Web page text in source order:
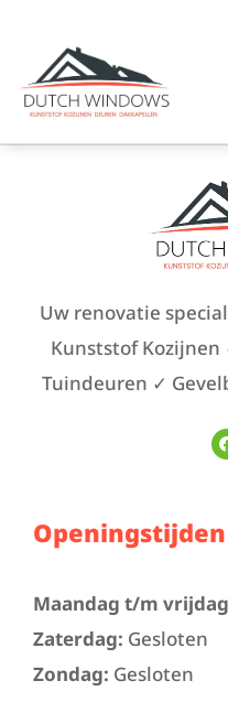
Uw renovatie
Kunststof
Tuindeuren ✓
Openingstijden
Maandag t/m
Zaterdag: Gesloten
Zondag: Gesloten